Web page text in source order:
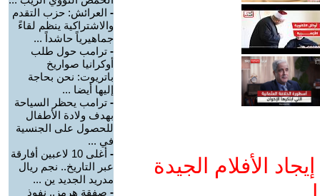
الأفلام الجيدة
- العرائش: حزب التقدم
والاشتراكية ينظم لقاءً
جماهيرياً حاشداً ...
- ترامب حول طلب
أوكرانيا صواريخ
باتريوت: نحن بحاجة
إليها أيضا ...
- ترامب يحظر السياحة
بهدف ولادة الأطفال
للحصول على الجنسية
في ...
-
أغلى 10 لاعبين أفارقة
عبر التاريخ.. نجم ريال
مدريد الجديد ين ...
- صفقة هرمز.. نفوذ